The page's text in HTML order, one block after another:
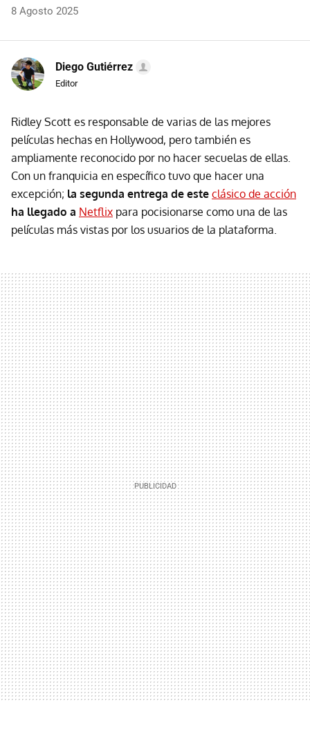
8 Agosto 2025
Diego Gutiérrez
Editor
Ridley Scott es responsable de varias de las mejores
películas hechas en Hollywood, pero también es
ampliamente reconocido por no hacer secuelas de ellas.
Con un franquicia en específico tuvo que hacer una
excepción; la segunda entrega de este clásico de acción
ha llegado a Netflix para pocisionarse como una de las
películas más vistas por los usuarios de la plataforma.